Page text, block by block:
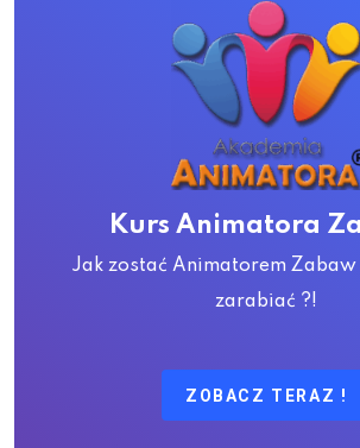
Kurs Animatora
Jak zostać Animatorem Zabaw
zarabiać ?!
ZOBACZ TERAZ !